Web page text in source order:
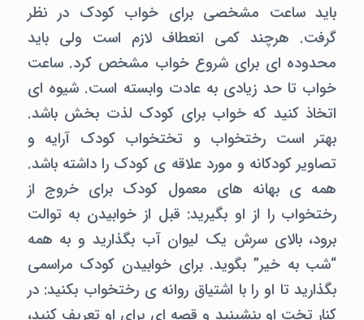
باید ساعت مشخصی برای خواب کودک در نظر
گرفت. هرچند کمی انعطاف لازم است ولی باید
محدوده ای برای شروع خواب مشخص کرد. ساعت
خواب تا حد زیادی به عادت وابسته است. شیوه ای
اتخاذ کنید که خواب برای کودک لذت بخش باشد.
بهتر است رختخواب و تختخواب کودک آرایه و
تصاویر کودکانه و مورد علاقه ی کودک را داشته باشد.
همه ی بهانه های معمول کودک برای خروج از
رختخواب را از او بگیرید: قبل از خوابیدن به توالت
برود، بالای سرش یک لیوان آب بگذارید و به همه
“شب به خیر” بگوید. برای خوابیدن کودک مراسمی
بگذارید تا او را با اشتیاق روانه ی رختخواب بکنید: در